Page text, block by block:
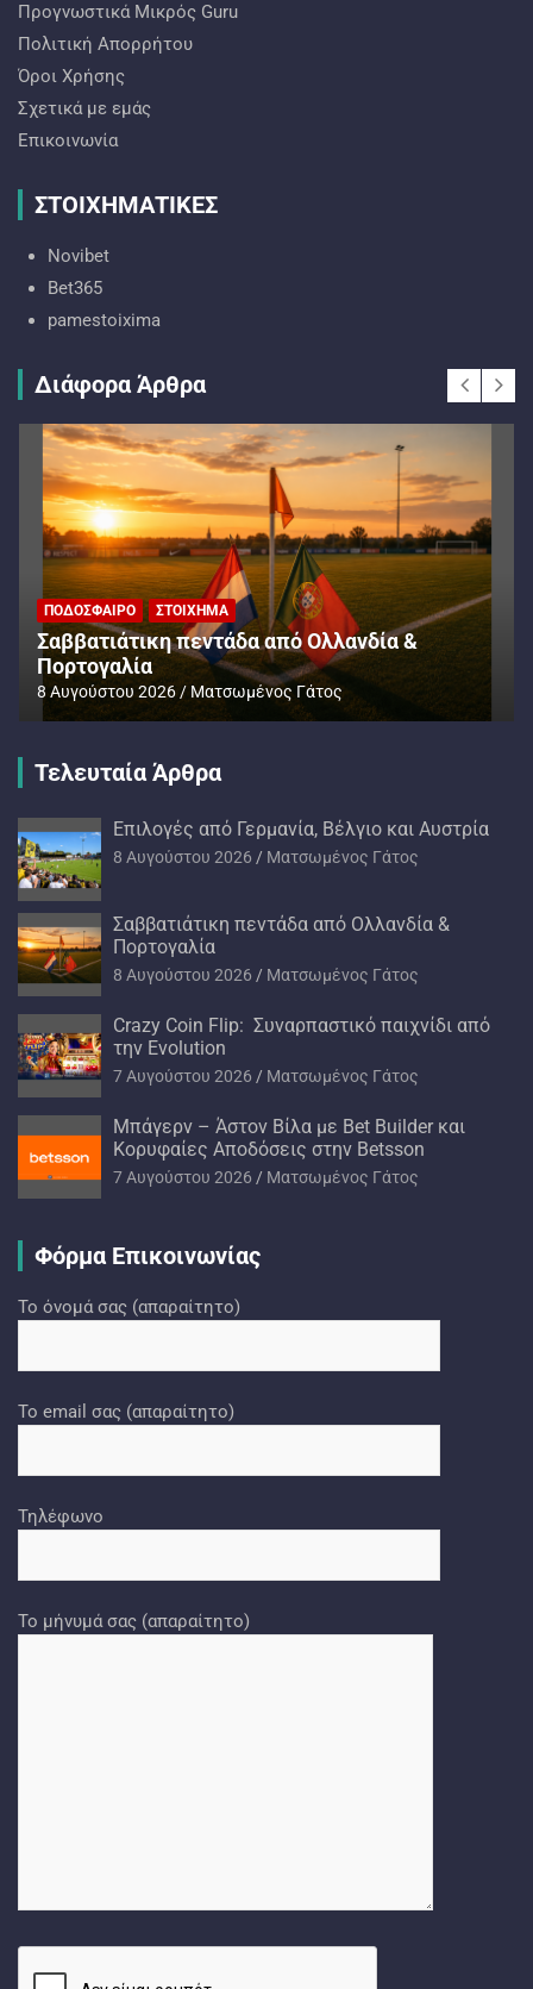
Προγνωστικά Mικρός Guru
Πολιτική Απορρήτου
Όροι Χρήσης
Σχετικά με εμάς
Επικοινωνία
ΣΤΟΙΧΗΜΑΤΙΚΕΣ
Novibet
Bet365
pamestoixima
Διάφορα Άρθρα
ΠΟΔΌΣΦΑΙΡΟ ΣΤΟΊΧΗΜΑ
Σαββατιάτικη πεντάδα από Ολλανδία &
Πορτογαλία
8 Αυγούστου 2026 Ματσωμένος Γάτος
Τελευταία Άρθρα
Επιλογές από Γερμανία, Βέλγιο και Αυστρία
8 Αυγούστου 2026 Ματσωμένος Γάτος
Σαββατιάτικη πεντάδα από Ολλανδία &
Πορτογαλία
8 Αυγούστου 2026 Ματσωμένος Γάτος
Crazy Coin Flip: Συναρπαστικό παιχνίδι από
την Evolution
7 Αυγούστου 2026 Ματσωμένος Γάτος
Μπάγερν – Άστον Βίλα με Bet Builder και
Κορυφαίες Αποδόσεις στην Betsson
7 Αυγούστου 2026 Ματσωμένος Γάτος
Φόρμα Επικοινωνίας
Το όνομά σας (απαραίτητο)
Το email σας (απαραίτητο)
Τηλέφωνο
Το μήνυμά σας (απαραίτητο)